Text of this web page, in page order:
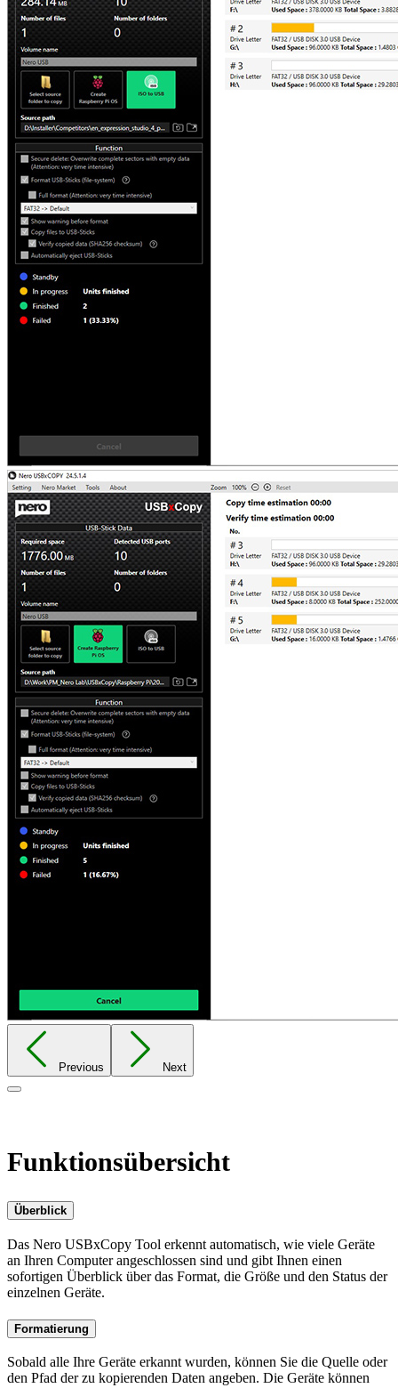
Previous Next
Close
Funktionsübersicht
Überblick
Das Nero USBxCopy Tool erkennt automatisch, wie viele Geräte
an Ihren Computer angeschlossen sind und gibt Ihnen einen
sofortigen Überblick über das Format, die Größe und den Status der
einzelnen Geräte.
Formatierung
Sobald alle Ihre Geräte erkannt wurden, können Sie die Quelle oder
den Pfad der zu kopierenden Daten angeben. Die Geräte können